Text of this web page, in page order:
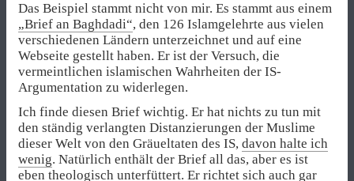
Das Beispiel stammt nicht von mir. Es stammt aus einem
„Brief an Baghdadi“, den 126 Islamgelehrte aus vielen
verschiedenen Ländern unterzeichnet und auf eine
Webseite gestellt haben. Er ist der Versuch, die
vermeintlichen islamischen Wahrheiten der IS-
Argumentation zu widerlegen.
Ich finde diesen Brief wichtig. Er hat nichts zu tun mit
den ständig verlangten Distanzierungen der Muslime
dieser Welt von den Gräueltaten des IS, davon halte ich
wenig. Natürlich enthält der Brief all das, aber es ist
eben theologisch unterfüttert. Er richtet sich auch gar